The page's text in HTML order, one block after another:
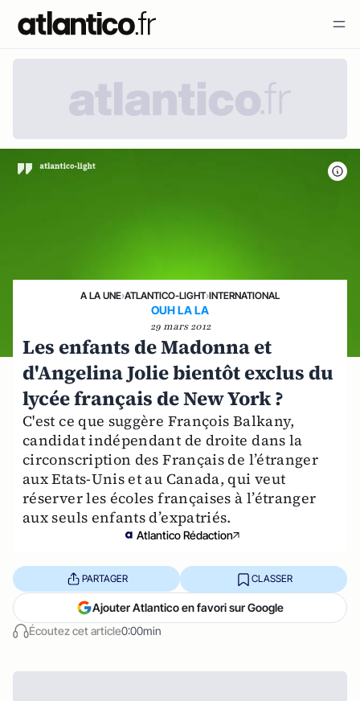
A LA UNE›ATLANTICO-LIGHT›INTERNATIONAL
OUH LA LA
29 mars 2012
Les enfants de Madonna et
d'Angelina Jolie bientôt exclus du
lycée français de New York ?
C'est ce que suggère François Balkany,
candidat indépendant de droite dans la
circonscription des Français de l’étranger
aux Etats-Unis et au Canada, qui veut
réserver les écoles françaises à l’étranger
aux seuls enfants d’expatriés.
Atlantico Rédaction
Écoutez cet article0:00min
PARTAGER CLASSER
Ajouter Atlantico en favori sur Google